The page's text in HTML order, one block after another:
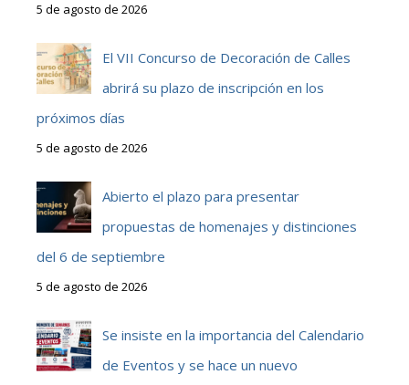
5 de agosto de 2026
El VII Concurso de Decoración de Calles
abrirá su plazo de inscripción en los
próximos días
5 de agosto de 2026
Abierto el plazo para presentar
propuestas de homenajes y distinciones
del 6 de septiembre
5 de agosto de 2026
Se insiste en la importancia del Calendario
de Eventos y se hace un nuevo